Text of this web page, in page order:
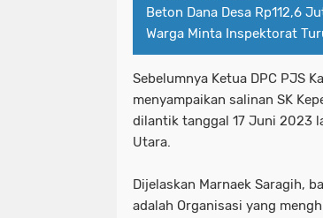
Beton Dana Desa Rp112,6
Warga Minta Inspektorat
Sebelumnya Ketua DPC PJS
menyampaikan salinan SK
dilantik tanggal 17 Juni 2023
Utara.
Dijelaskan Marnaek Saragih,
adalah Organisasi yang